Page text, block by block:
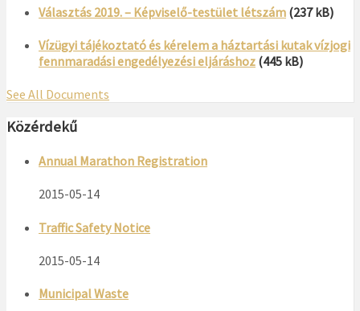
Választás 2019. – Képviselő-testület létszám (237 kB)
Vízügyi tájékoztató és kérelem a háztartási kutak vízjogi
fennmaradási engedélyezési eljáráshoz (445 kB)
See All Documents
Közérdekű
Annual Marathon Registration
2015-05-14
Traffic Safety Notice
2015-05-14
Municipal Waste